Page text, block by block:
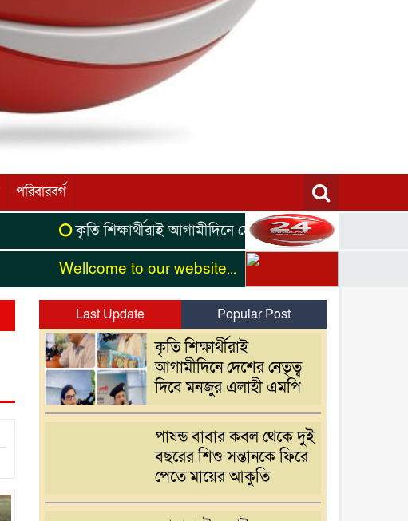
পরিবারবর্গ
কৃতি শিক্ষার্থীরাই আগামীদিনে দেশের নেতৃত্ব দিবে মনজুর এলাহী এমপি
Wellcome to our website...
Last Update Popular Post
কৃতি শিক্ষার্থীরাই
আগামীদিনে দেশের নেতৃত্ব
দিবে মনজুর এলাহী এমপি
পাষন্ড বাবার কবল থেকে দুই
বছরের শিশু সন্তানকে ফিরে
পেতে মায়ের আকুতি